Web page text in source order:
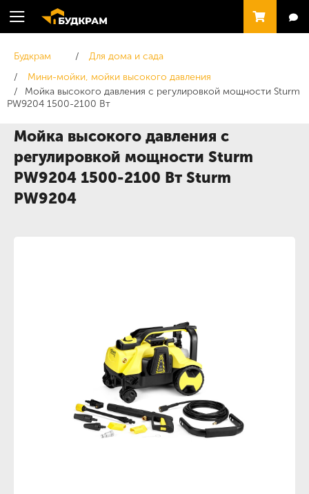
Будкрам
Для дома и сада
Мини-мойки, мойки высокого давления
Мойка высокого давления с регулировкой мощности Sturm
PW9204 1500-2100 Вт
Мойка высокого давления с
регулировкой мощности Sturm
PW9204 1500-2100 Вт Sturm
PW9204